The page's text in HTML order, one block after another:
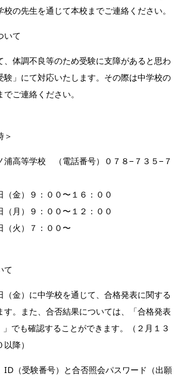
校の先生を通じて本校までご連絡ください。
いて
、体調不良等のため受験に支障があると思わ
験」にて対応いたします。その際は中学校の
ご連絡ください。
＞
浦高等学校 （電話番号）０７８−７３５−７
金）９：００〜１６：００
９：００〜１２：００
）７：００〜
て
（金）に中学校を通じて、合格発表に関する
す。また、合否結果については、「合格発表
でも確認することができます。（２月１３
降）
ID（受験番号）と合否照会パスワード（出願